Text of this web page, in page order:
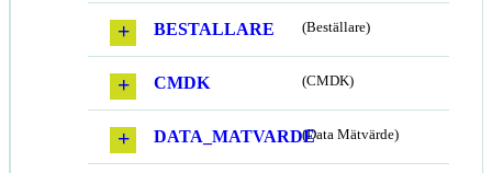
BESTALLARE (Beställare)
CMDK (CMDK)
DATA_MATVARDE(Data Mätvärde)